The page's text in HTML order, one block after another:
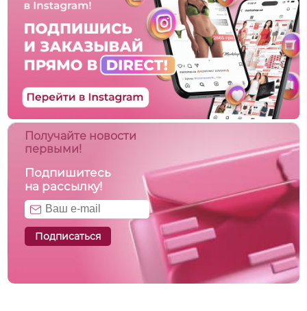
Получайте новости
первыми!
Подпишитесь
на рассылку!
Подписаться